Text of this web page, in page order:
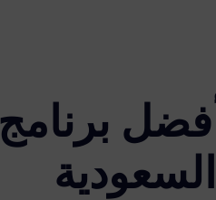
برنامج